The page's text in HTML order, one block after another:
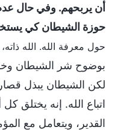
أن يربحهم. وفي حال
حوزة الشيطان كي
حول معرفة الله. الله ذاته،
بوضوح شر الشيطان
لكن الشيطان يبذل
اتباع الله. إنه يختلق
القدير، ويتعامل مع